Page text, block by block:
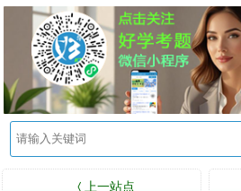
〈 上一站点